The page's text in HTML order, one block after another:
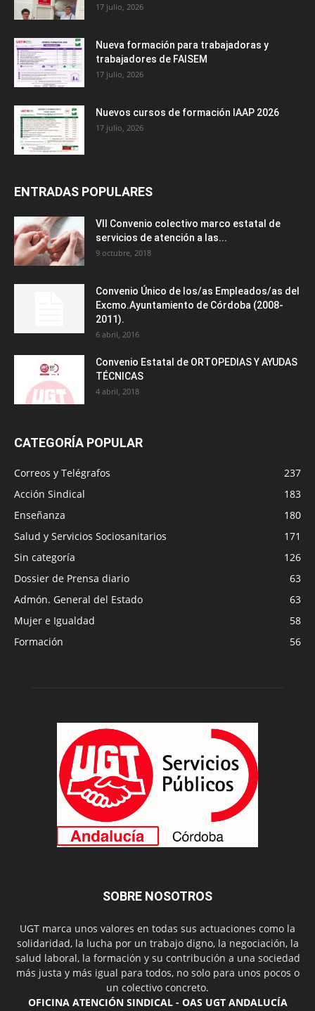
17 julio, 2026
Nueva formación para trabajadoras y
trabajadores de FAISEM
17 julio, 2026
Nuevos cursos de formación IAAP 2026
17 julio, 2026
ENTRADAS POPULARES
VII Convenio colectivo marco estatal de
servicios de atención a las...
9 octubre, 2018
Convenio Único de los/as Empleados/as del
Excmo.Ayuntamiento de Córdoba (2008-
2011).
6 abril, 2016
Convenio Estatal de ORTOPEDIAS Y AYUDAS
TÉCNICAS
4 abril, 2018
CATEGORÍA POPULAR
Correos y Telégrafos
237
Acción Sindical
183
Enseñanza
180
Salud y Servicios Sociosanitarios
171
Sin categoría
126
Dossier de Prensa diario
63
Admón. General del Estado
63
Mujer e Igualdad
58
Formación
56
SOBRE NOSOTROS
UGT marca unos valores en todas sus actuaciones como la
solidaridad, la lucha por un trabajo digno, la negociación, la
salud laboral, la formación y su contribución a una sociedad
más justa y más igual para todos, no solo para unos pocos o
un colectivo concreto.
OFICINA ATENCIÓN SINDICAL - OAS UGT ANDALUCÍA